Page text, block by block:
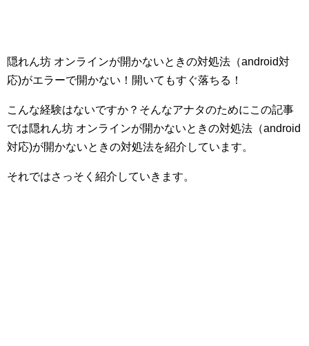
隠れん坊 オンラインが開かないときの対処法（android対
応)がエラーで開かない！開いてもすぐ落ちる！
こんな経験はないですか？そんなアナタのためにこの記事
では隠れん坊 オンラインが開かないときの対処法（android
対応)が開かないときの対処法を紹介しています。
それではさっそく紹介していきます。